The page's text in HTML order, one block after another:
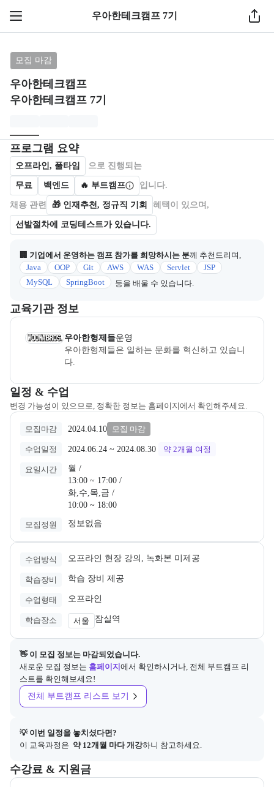
우아한테크캠프 7기
모집 마감
우아한테크캠프
우아한테크캠프 7기
브랜드: 우아한테크캠프, 과정명: 우아한테크캠프 7기
모집개요
프로그램 요약
캠프를 운영하거나 참여하는 회사 정보를 카드 형태로 제공한다.
오프라인, 풀타임 으로 진행되는
무료 백엔드 🔥 부트캠프 입니다.
채용 관련 🎁 인재추천, 정규직 기회 혜택이 있으며,
선발절차에 코딩테스트가 있습니다.
🏢 기업에서 운영하는 캠프 참가를 희망하시는 분께 추천드리며,
Java
OOP Git AWS WAS Servlet
JSP
MySQL
SpringBoot 등을 배울 수 있습니다.
이 섹션에서는 부트캠프를 운영하거나 주관하는 회사의 정보를 카드
교육기관 정보
우아한형제들은(는) 본 부트캠프의
우아한형제들운영
우아한형제들은 일하는 문화를 혁신하고 있습니
다.
일정 & 수업
변경 가능성이 있으므로, 정확한 정보는 홈페이지에서 확인해주세요.
교육과정 일정과 모집 상태에 따른 안내를 제공한다.
모집마감 2024.04.10 모집 마감
수업일정 2024.06.24 ~ 2024.08.30 약 2개월 여정
요일시간
월 /
13:00 ~ 17:00 /
화,수,목,금 /
10:00 ~ 18:00
모집정원 정보없음
수업방식 오프라인 현장 강의, 녹화본 미제공
학습장비 학습 장비 제공
수업형태 오프라인
학습장소 서울 잠실역
👋 이 모집 정보는 마감되었습니다.
새로운 모집 정보는 홈페이지 에서 확인하시거나, 전체 부트캠프 리
스트를 확인해보세요!
전체 부트캠프 리스트 보기
💡 이번 일정을 놓치셨다면?
이 교육과정은 약 12개월 마다 개강하니 참고하세요.
수강료 & 지원금
교육과정의 비용 및 결제 관련 정보를 안내한다. 필요 시 정부지원 과